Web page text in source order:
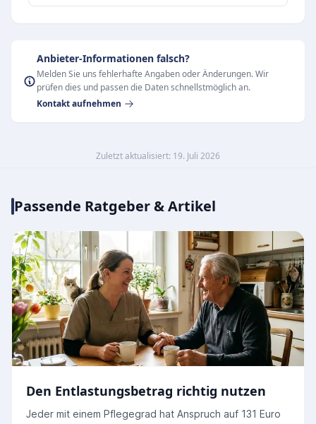
Anbieter-Informationen falsch?
Melden Sie uns fehlerhafte Angaben oder Änderungen. Wir
prüfen dies und passen die Daten schnellstmöglich an.
Kontakt aufnehmen
Zuletzt aktualisiert: 19. Juli 2026
Passende Ratgeber & Artikel
Den Entlastungsbetrag richtig nutzen
Jeder mit einem Pflegegrad hat Anspruch auf 131 Euro